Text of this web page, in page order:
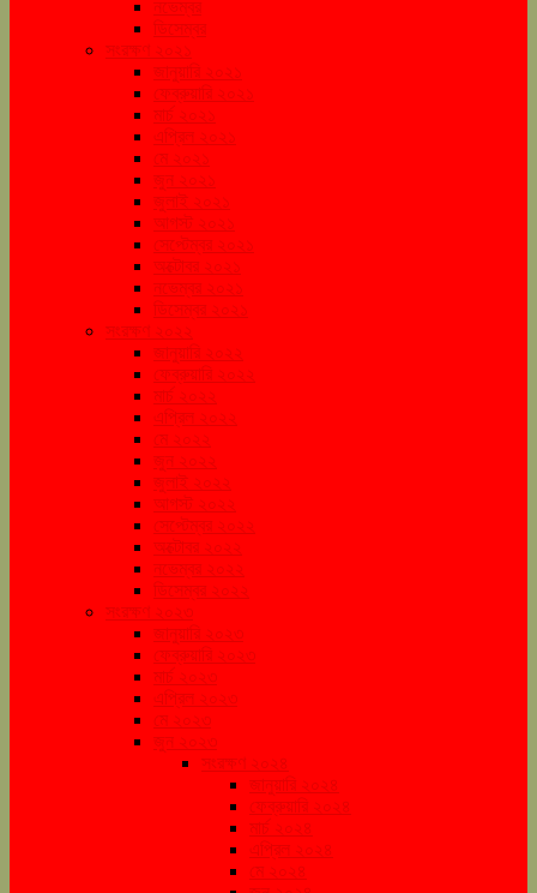
নভেম্বর
ডিসেম্বর
সংরক্ষণ ২০২১
জানুয়ারি ২০২১
ফেব্রুয়ারি ২০২১
মার্চ ২০২১
এপ্রিল ২০২১
মে ২০২১
জুন ২০২১
জুলাই ২০২১
আগস্ট ২০২১
সেপ্টেম্বর ২০২১
অক্টোবর ২০২১
নভেম্বর ২০২১
ডিসেম্বর ২০২১
সংরক্ষণ ২০২২
জানুয়ারি ২০২২
ফেব্রুয়ারি ২০২২
মার্চ ২০২২
এপ্রিল ২০২২
মে ২০২২
জুন ২০২২
জুলাই ২০২২
আগস্ট ২০২২
সেপ্টেম্বর ২০২২
অক্টোবর ২০২২
নভেম্বর ২০২২
ডিসেম্বর ২০২২
সংরক্ষণ ২০২৩
জানুয়ারি ২০২৩
ফেব্রুয়ারি ২০২৩
মার্চ ২০২৩
এপ্রিল ২০২৩
মে ২০২৩
জুন ২০২৩
সংরক্ষণ ২০২৪
জানুয়ারি ২০২৪
ফেব্রুয়ারি ২০২৪
মার্চ ২০২৪
এপ্রিল ২০২৪
মে ২০২৪